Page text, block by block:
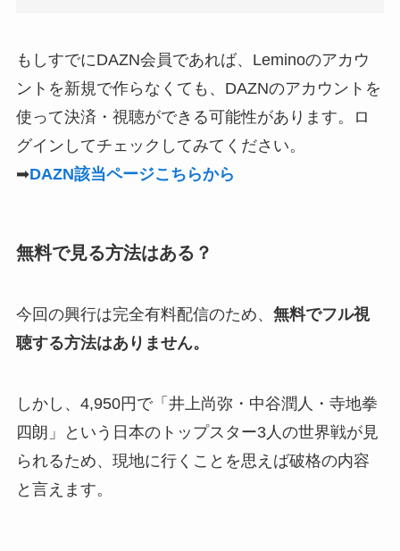
もしすでにDAZN会員であれば、Leminoのアカウ
ントを新規で作らなくても、DAZNのアカウントを
使って決済・視聴ができる可能性があります。ロ
グインしてチェックしてみてください。
➡DAZN該当ページこちらから
無料で見る方法はある？
今回の興行は完全有料配信のため、 無料でフル視
聴する方法はありません。
しかし、4,950円で「井上尚弥・中谷潤人・寺地拳
四朗」という日本のトップスター3人の世界戦が見
られるため、現地に行くことを思えば破格の内容
と言えます。